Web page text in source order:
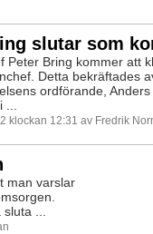
slutar som
Peter Bring kommer att
Detta bekräftades
ordförande,
klockan 12:31 av Fredrik
man varslar
...